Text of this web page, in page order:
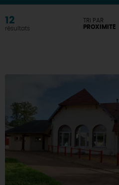
12
résultats
TRI PAR
PROXIMITÉ